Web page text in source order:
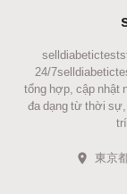
24/
tổng hợp, cập nhật
đa dạng từ thời sự,
東京